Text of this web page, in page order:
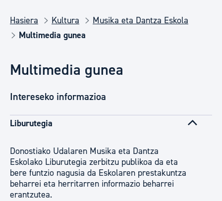
Hasiera Kultura
Musika eta Dantza Eskola
Multimedia gunea
Multimedia gunea
Intereseko informazioa
Liburutegia
Donostiako Udalaren Musika eta Dantza
Eskolako Liburutegia zerbitzu publikoa da eta
bere funtzio nagusia da Eskolaren prestakuntza
beharrei eta herritarren informazio beharrei
erantzutea.